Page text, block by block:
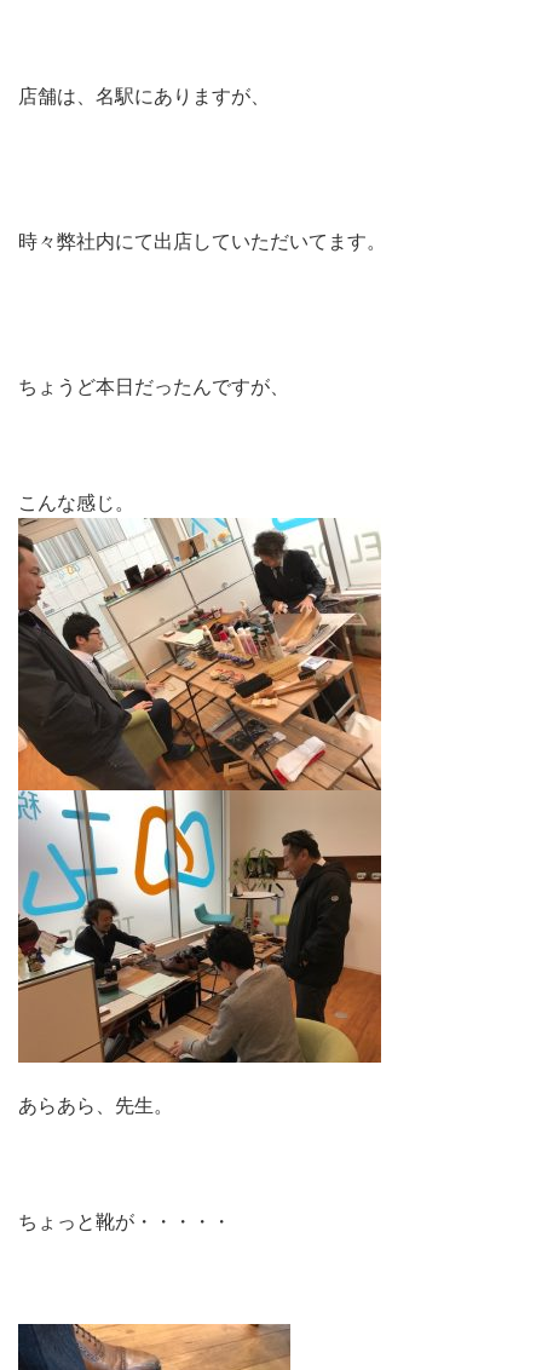
店舗は、名駅にありますが、
時々弊社内にて出店していただいてます。
ちょうど本日だったんですが、
こんな感じ。
あらあら、先生。
ちょっと靴が・・・・・